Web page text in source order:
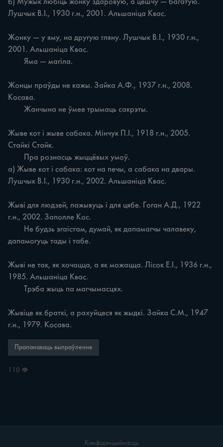
б) Мужык любіць жонку здаровую, а цешчу — багатую.
Лушчык В.І., 1930 г.н., 2001. Альшаніца Квас.
Жонку — у яму, на другую гляну. Лушчык В.І., 1930 г.н.,
2001. Альшаніца Квас.
Жонцы праўды не кажы. Зайка А.Ф., 1937 г.н., 2008.
Косава.
Жыве кот і жыве сабака. Мінчук П.І., 1918 г.н., 2005.
Стайкі Стайк.
а) Жыве кот і сабака: кот на печы, а сабака на двары.
Лушчык В.І., 1930 г.н., 2002. Альшаніца Квас.
Жыві для людзей, пажывуць і для цябе. Гоган А.Д., 1922
г.н., 2002. Заполле Кос.
дапамогуць тады і табе.
Жыві не так, як хочацца, а як можацца. Лісок Е.І., 1936 г.н.,
1985. Альшаніца Квас.
Жывіце як браткі, а рахуйцеся як жыдкі. Зайка С.М., 1947
г.н., 1979. Косава.
Прапанаваць выпраўленне
110 👁
Канфідэнцыйнасць